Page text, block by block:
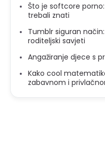
Što je softcore
trebali znati
Tumblr siguran
roditeljski savjeti
Angažiranje djece s
Kako cool
zabavnom i